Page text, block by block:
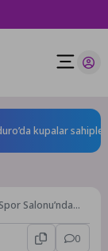
kupalar sahiplerini
Salonu’nda
0